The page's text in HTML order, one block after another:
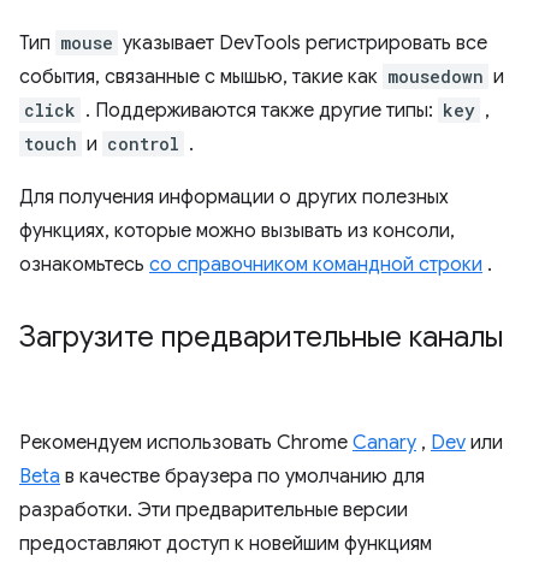
Тип mouse указывает DevTools регистрировать все
события, связанные с мышью, такие как mousedown и
click . Поддерживаются также другие типы: key ,
touch и control .
Для получения информации о других полезных
функциях, которые можно вызывать из консоли,
ознакомьтесь со справочником командной строки .
Загрузите предварительные каналы
Рекомендуем использовать Chrome Canary , Dev или
Beta в качестве браузера по умолчанию для
разработки. Эти предварительные версии
предоставляют доступ к новейшим функциям